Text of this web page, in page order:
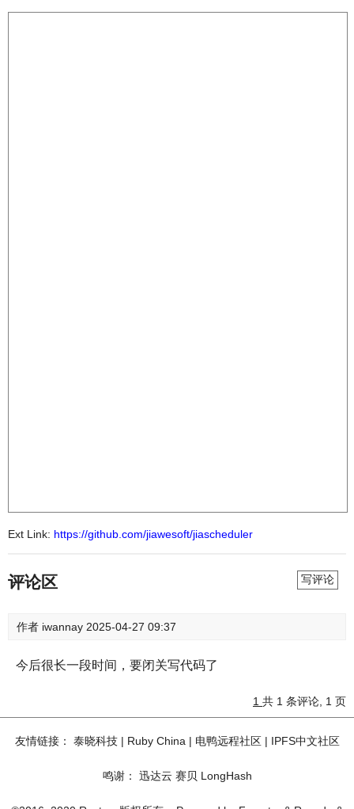
Ext Link: https://github.com/jiawesoft/jiascheduler
评论区 写评论
作者 iwannay 2025-04-27 09:37
今后很长一段时间，要闭关写代码了
1 共 1 条评论, 1 页
友情链接： 泰晓科技| Ruby China | 电鸭远程社区| IPFS中文社区
鸣谢： 迅达云 赛贝 LongHash